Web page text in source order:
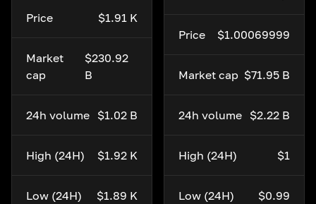
Price $1.91 K
Market
cap
$230.92
B
24h volume $1.02 B
High (24H) $1.92 K
Low (24H) $1.89 K
Price $1.00069999
Market cap $71.95 B
24h volume $2.22 B
High (24H) $1
Low (24H) $0.99